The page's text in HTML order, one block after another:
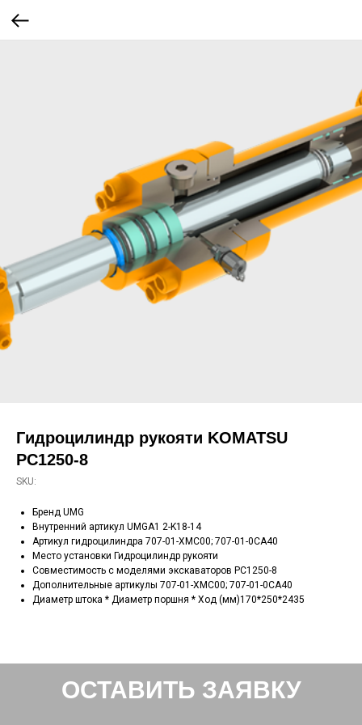
Гидроцилиндр рукояти KOMATSU
PC1250-8
SKU:
Бренд UMG
Внутренний артикул UMGA1 2-K18-14
Артикул гидроцилиндра 707-01-XMC00; 707-01-0CA40
Место установки Гидроцилиндр рукояти
Совместимость с моделями экскаваторов PC1250-8
Дополнительные артикулы 707-01-XMC00; 707-01-0CA40
Диаметр штока * Диаметр поршня * Ход (мм)170*250*2435
ОСТАВИТЬ ЗАЯВКУ